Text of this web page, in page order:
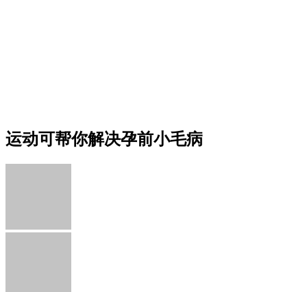
运动可帮你解决孕前小毛病